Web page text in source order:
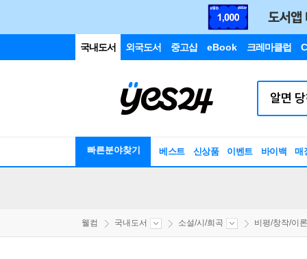
국내도서 외국도서 중고샵 eBook 크레마클럽
빠른분야찾기 베스트 신상품 이벤트 바이백 매
웰컴 국내도서 소설/시/희곡 비평/창작/이론